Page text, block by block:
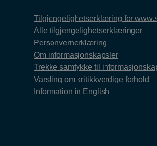
Tilgjengelighetserklæring for
Alle tilgjengelighetserklæringer
Personvernerklæring
Om informasjonskapsler
Trekke samtykke til
Varsling om kritikkverdige forhold
Information in English